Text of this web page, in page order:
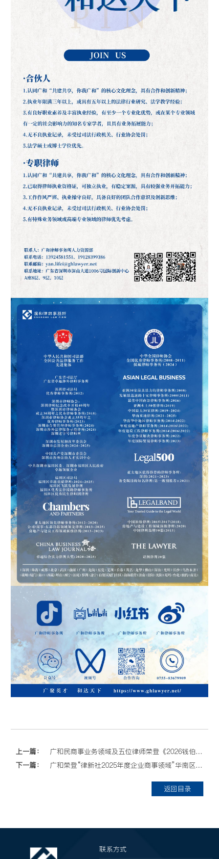
上一篇：
广和民商事业务领域及五位律师荣登《2026钱伯斯大中华区指南》榜单，童新主任连续十三年获评“业界贤达”
下一篇：
广和荣登“律新社2025年度企业商事领域”华南区域品牌榜单
返回目录
联系方式